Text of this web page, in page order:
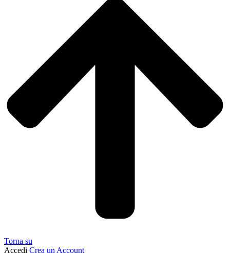
Torna su
Accedi Crea un Account